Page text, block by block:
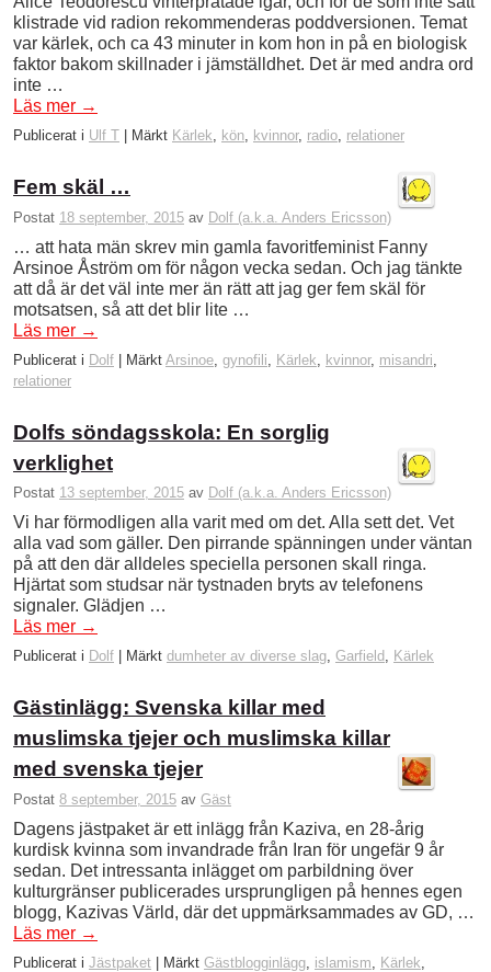
klistrade vid radion rekommenderas poddversionen. Temat
var kärlek, och ca 43 minuter in kom hon in på en biologisk
faktor bakom skillnader i jämställdhet. Det är med andra ord
inte …
Läs mer →
Publicerat i Ulf T Märkt Kärlek, kön, kvinnor, radio, relationer
Fem skäl …
Postat 18 september, 2015 av Dolf (a.k.a. Anders Ericsson)
… att hata män skrev min gamla favoritfeminist Fanny
Arsinoe Åström om för någon vecka sedan. Och jag tänkte
att då är det väl inte mer än rätt att jag ger fem skäl för
motsatsen, så att det blir lite …
Läs mer →
Publicerat i Dolf Märkt Arsinoe gynofili Kärlek kvinnor, misandri
relationer
Dolfs söndagsskola: En sorglig
verklighet
Postat 13 september, 2015 av Dolf (a.k.a. Anders Ericsson)
Vi har förmodligen alla varit med om det. Alla sett det. Vet
alla vad som gäller. Den pirrande spänningen under väntan
på att den där alldeles speciella personen skall ringa.
Hjärtat som studsar när tystnaden bryts av telefonens
signaler. Glädjen …
Läs mer →
Publicerat i Dolf Märkt dumheter av diverse slag, Garfield , Kärlek
Gästinlägg: Svenska killar med
muslimska tjejer och muslimska killar
med svenska tjejer
Postat 8 september, 2015 av Gäst
Dagens jästpaket är ett inlägg från Kaziva, en 28-årig
kurdisk kvinna som invandrade från Iran för ungefär 9 år
sedan. Det intressanta inlägget om parbildning över
kulturgränser publicerades ursprungligen på hennes egen
blogg, Kazivas Värld, där det uppmärksammades av GD, …
Läs mer →
Publicerat i Jästpaket Märkt Gästblogginlägg islamism Kärlek